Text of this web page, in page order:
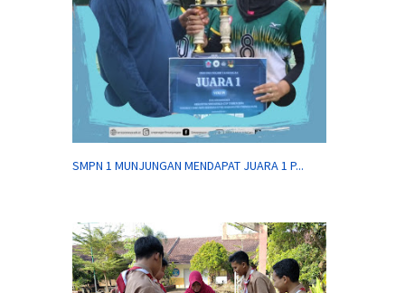
SMPN 1 MUNJUNGAN MENDAPAT JUARA 1 P...